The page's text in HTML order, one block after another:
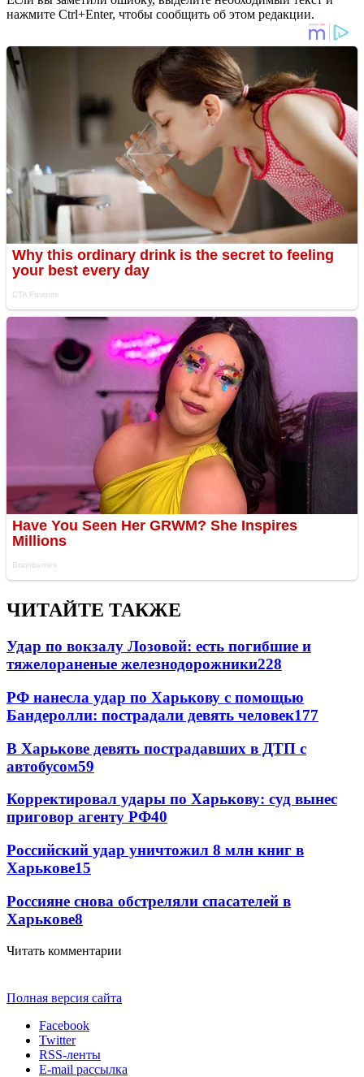
нажмите Ctrl+Enter, чтобы сообщить об этом редакции.
ЧИТАЙТЕ ТАКЖЕ
Удар по вокзалу Лозовой: есть погибшие и
тяжелораненые железнодорожники228
РФ нанесла удар по Харькову с помощью
Бандеролли: пострадали девять человек177
В Харькове девять пострадавших в ДТП с
автобусом59
Корректировал удары по Харькову: суд вынес
приговор агенту РФ40
Российский удар уничтожил 8 млн книг в
Харькове15
Россияне снова обстреляли спасателей в
Харькове8
Читать комментарии
Полная версия сайта
Facebook
Twitter
RSS-ленты
E-mail рассылка